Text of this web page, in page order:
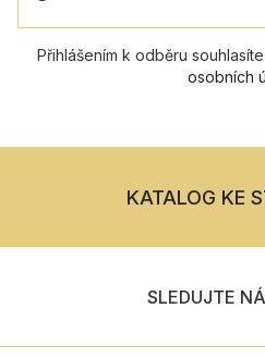
Přihlášením k odběru
osobních
KATALOG KE
SLEDUJTE